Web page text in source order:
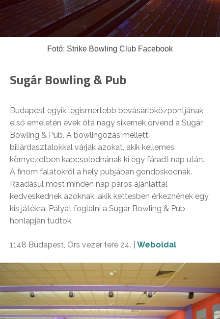
Fotó: Strike Bowling Club Facebook
Sugár Bowling & Pub
Budapest egyik legismertebb bevásárlóközpontjának
első emeletén évek óta nagy sikernek örvend a Sugár
Bowling & Pub. A bowlingozás mellett
biliárdasztalokkal várják azokat, akik kellemes
környezetben kapcsolódnának ki egy fáradt nap után.
A finom falatokról a hely pubjában gondoskodnak.
Ráadásul most minden nap páros ajánlattal
kedveskednek azoknak, akik kettesben érkeznének egy
kis játékra. Pályát foglalni a Sugár Bowling & Pub
honlapján tudtok.
1148 Budapest, Örs vezér tere 24. | Weboldal